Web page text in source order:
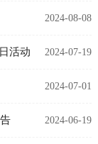
2024-08-08
2024-07-19
活动
2024-07-01
2024-06-19